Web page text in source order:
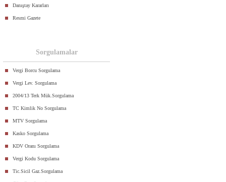
Danıştay Kararları
Resmi Gazete
Sorgulamalar
Vergi Borcu Sorgulama
Vergi Lev. Sorgulama
2004/13 Terk Mük.Sorgulama
TC Kimlik No Sorgulama
MTV Sorgulama
Kasko Sorgulama
KDV Oranı Sorgulama
Vergi Kodu Sorgulama
Tic.Sicil Gaz.Sorgulama